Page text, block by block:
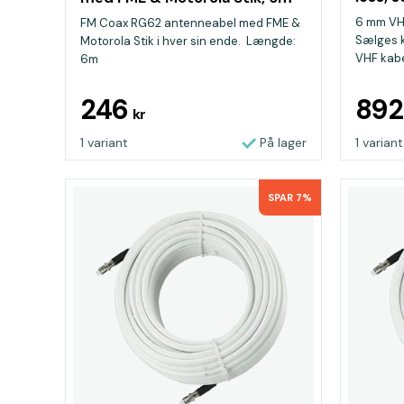
FM Coax RG62 antenneabel med FME &
Motorola Stik i hver sin ende. Længde:
6m
246 kr
1 variant På lager
6 mm
Sælges
VHF
1 variant
SPAR 7%